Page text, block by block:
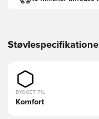
BYGGET TIL
Komfort